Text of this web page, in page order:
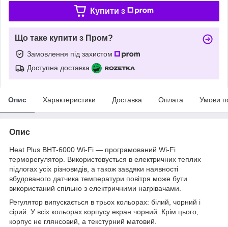
Купити з
Що таке купити з Пром?
Замовлення під захистом
Доступна доставка
Опис Характеристики Доставка Оплата Умови
Опис
Heat Plus BHT-6000 Wi-Fi — програмований Wi-Fi
терморегулятор. Використовується в електричних теплих
підлогах усіх різновидів, а також завдяки наявності
вбудованого датчика температури повітря може бути
використаний спільно з електричними нагрівачами.
Регулятор випускається в трьох кольорах: білий, чорний і
сірий. У всіх кольорах корпусу екран чорний. Крім цього,
корпус не глянсовий, а текстурний матовий.